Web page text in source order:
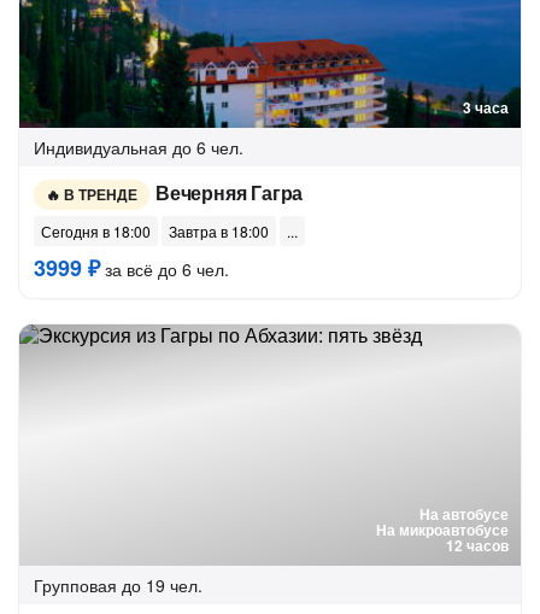
3 часа
Индивидуальная до 6 чел.
В ТРЕНДЕ Вечерняя Гагра
Сегодня в 18:00 Завтра в 18:00
3999 ₽за всё до 6 чел.
На автобусе
На микроавтобусе
12 часов
Групповая до 19 чел.